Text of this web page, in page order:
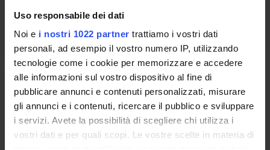
Uso responsabile dei dati
Noi e i nostri 1022 partner trattiamo i vostri dati
personali, ad esempio il vostro numero IP, utilizzando
tecnologie come i cookie per memorizzare e accedere
alle informazioni sul vostro dispositivo al fine di
pubblicare annunci e contenuti personalizzati, misurare
gli annunci e i contenuti, ricercare il pubblico e sviluppare
i servizi. Avete la possibilità di scegliere chi utilizza i
vostri dati e per quali scopi. Le vostre scelte in materia di
Lessons timetable
Tirocinio pratico-valutativo area
medica [Gruppo Prof. Minuz]
Credits
7